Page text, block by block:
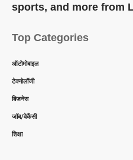
sports, and more from
Top Categories
ऑटोमोबाइल
टेक्नोलॉजी
बिजनेस
जॉब/वेकैंसी
शिक्षा